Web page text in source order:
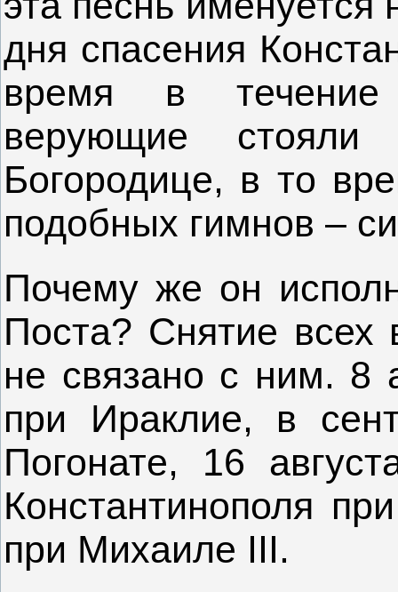
дня спасения
время в течение
верующие стояли
Богородице, в то
подобных гимнов –
Почему же он
Поста? Снятие
не связано с ним. 8
при Ираклие, в
Погонате, 16
Константинополя
при Михаиле III.